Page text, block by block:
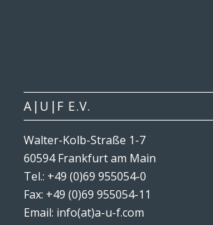
A|U|F E.V.
Walter-Kolb-Straße 1-7
60594 Frankfurt am Main
Tel.: +49 (0)69 955054-0
Fax: +49 (0)69 955054-11
Email: info(at)a-u-f.com